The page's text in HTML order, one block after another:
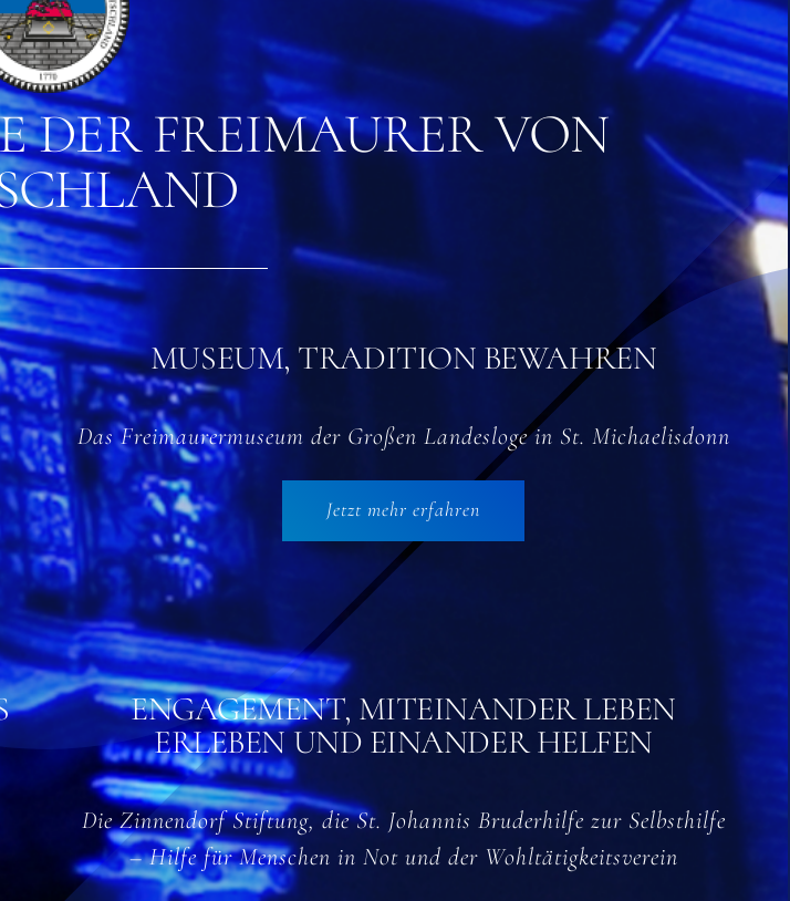
DER FREIMAURER VON D
MUSEUM, TRADITION BEWAHREN
Das Freimaurermuseum der Großen Landesloge in St. Michaelisdonn
Jetzt mehr erfahren
ENGAGEMENT, MITEINANDER LEBEN
ERLEBEN UND EINANDER HELFEN
Die Zinnendorf Stiftung, die St. Johannis Bruderhilfe zur Selbsthilfe
– Hilfe für Menschen in Not und der Wohltätigkeitsverein